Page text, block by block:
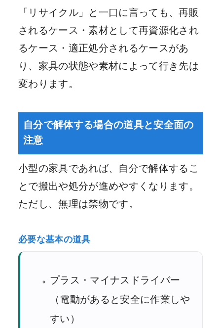
「リサイクル」と一口に言っても、再販
されるケース・素材として再資源化され
るケース・適正処分されるケースがあ
り、家具の状態や素材によって行き先は
変わります。
自分で解体する場合の道具と安全面の
注意
小型の家具であれば、自分で解体するこ
とで搬出や処分が進めやすくなります。
ただし、無理は禁物です。
必要な基本の道具
プラス・マイナスドライバー
（電動があると安全に作業しや
すい）